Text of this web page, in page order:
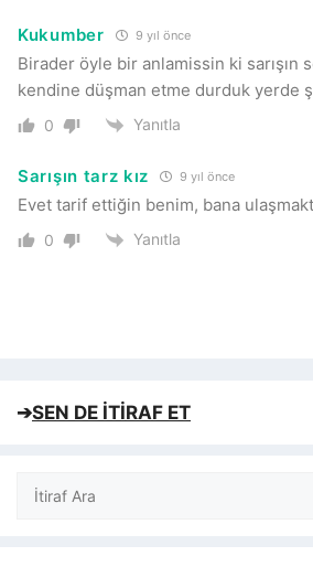
Kukumber 9 yıl önce
Birader öyle bir anlamissin ki sarışın
kendine düşman etme durduk yerde
0 Yanıtla
Sarışın tarz kız 9 yıl önce
Evet tarif ettiğin benim, bana
0 Yanıtla
➔SEN DE İTİRAF ET
Ara